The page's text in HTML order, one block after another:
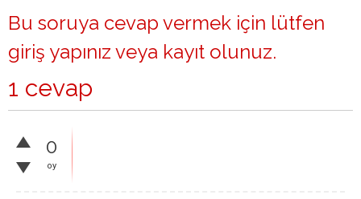
Bu soruya cevap vermek için lütfen
giriş yapınız veya kayıt olunuz.
1 cevap
0
oy